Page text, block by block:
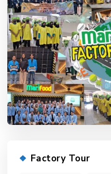
Categories
Factory Tour